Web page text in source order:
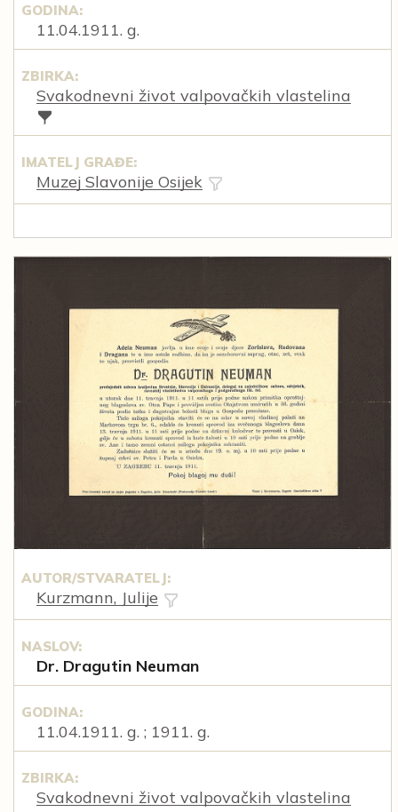
GODINA:
11.04.1911. g.
ZBIRKA:
Svakodnevni život valpovačkih vlastelina
IMATELJ GRAĐE:
Muzej Slavonije Osijek
AUTOR/STVARATELJ:
Kurzmann, Julije
NASLOV:
Dr. Dragutin Neuman
GODINA:
11.04.1911. g. ; 1911. g.
ZBIRKA:
Svakodnevni život valpovačkih vlastelina